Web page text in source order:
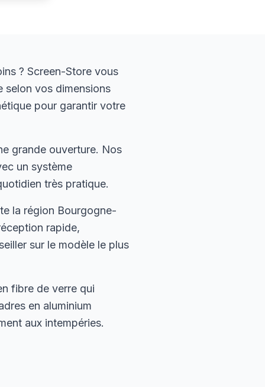
? Screen-Store vous
selon vos dimensions
pour garantir votre
grande ouverture. Nos
un système
très pratique.
la région Bourgogne-
rapide,
sur le modèle le plus
fibre de verre qui
en aluminium
aux intempéries.